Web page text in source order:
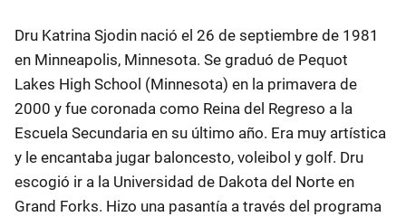
Dru Katrina Sjodin nació el 26 de septiembre de 1981
en Minneapolis, Minnesota. Se graduó de Pequot
Lakes High School (Minnesota) en la primavera de
2000 y fue coronada como Reina del Regreso a la
Escuela Secundaria en su último año. Era muy artística
y le encantaba jugar baloncesto, voleibol y golf. Dru
escogió ir a la Universidad de Dakota del Norte en
Grand Forks. Hizo una pasantía a través del programa